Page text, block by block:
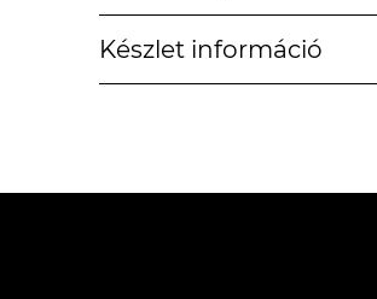
Készlet információ